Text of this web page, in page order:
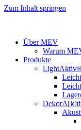
Zum Inhalt springen
Über MEV
Warum
Produkte